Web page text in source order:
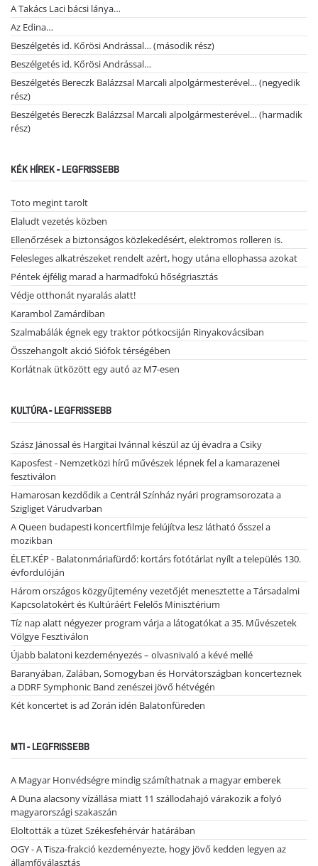
A Takács Laci bácsi lánya…
Az Edina…
Beszélgetés id. Kőrösi Andrással… (második rész)
Beszélgetés id. Kőrösi Andrással…
Beszélgetés Bereczk Balázzsal Marcali alpolgármesterével… (negyedik
rész)
Beszélgetés Bereczk Balázzsal Marcali alpolgármesterével… (harmadik
rész)
KÉK HÍREK - LEGFRISSEBB
Toto megint tarolt
Elaludt vezetés közben
Ellenőrzések a biztonságos közlekedésért, elektromos rolleren is.
Felesleges alkatrészeket rendelt azért, hogy utána ellophassa azokat
Péntek éjfélig marad a harmadfokú hőségriasztás
Védje otthonát nyaralás alatt!
Karambol Zamárdiban
Szalmabálák égnek egy traktor pótkocsiján Rinyakovácsiban
Összehangolt akció Siófok térségében
Korlátnak ütközött egy autó az M7-esen
KULTÚRA - LEGFRISSEBB
Szász Jánossal és Hargitai Ivánnal készül az új évadra a Csiky
Kaposfest - Nemzetközi hírű művészek lépnek fel a kamarazenei
fesztiválon
Hamarosan kezdődik a Centrál Színház nyári programsorozata a
Szigliget Várudvarban
A Queen budapesti koncertfilmje felújítva lesz látható ősszel a
mozikban
ÉLET.KÉP - Balatonmáriafürdő: kortárs fotótárlat nyílt a település 130.
évfordulóján
Három országos közgyűjtemény vezetőjét menesztette a Társadalmi
Kapcsolatokért és Kultúráért Felelős Minisztérium
Tíz nap alatt négyezer program várja a látogatókat a 35. Művészetek
Völgye Fesztiválon
Újabb balatoni kezdeményezés – olvasnivaló a kévé mellé
Baranyában, Zalában, Somogyban és Horvátországban koncerteznek
a DDRF Symphonic Band zenészei jövő hétvégén
Két koncertet is ad Zorán idén Balatonfüreden
MTI - LEGFRISSEBB
A Magyar Honvédségre mindig számíthatnak a magyar emberek
A Duna alacsony vízállása miatt 11 szállodahajó várakozik a folyó
magyarországi szakaszán
Eloltották a tüzet Székesfehérvár határában
OGY - A Tisza-frakció kezdeményezte, hogy jövő kedden legyen az
államfőválasztás